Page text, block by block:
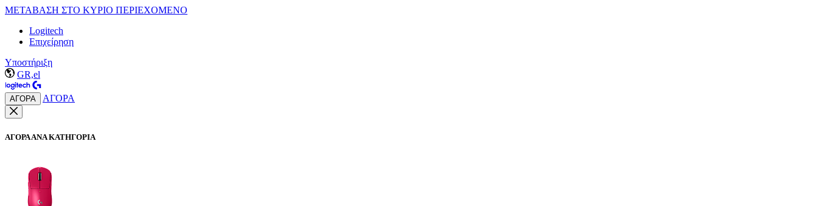
ΜΕΤΑΒΑΣΗ ΣΤΟ ΚΥΡΙΟ ΠΕΡΙΕΧΟΜΕΝΟ
Logitech
Επιχείρηση
Υποστήριξη
GR,el
ΑΓΟΡΑ ΑΓΟΡΑ
ΑΓΟΡΑ ΑΝΑ ΚΑΤΗΓΟΡΙΑ